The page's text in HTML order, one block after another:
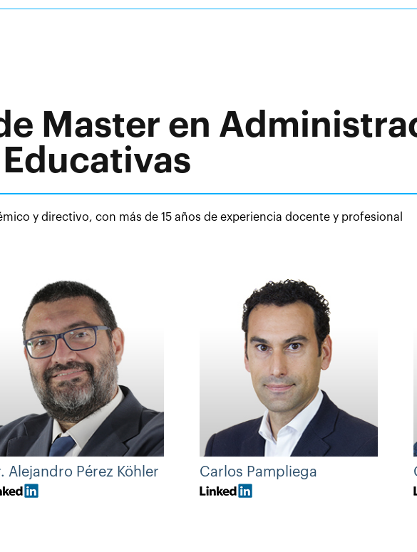
Master en
y directivo, con más de 15 años de experiencia docente y profesional
Alejandro Pérez Köhler Carlos Pampliega